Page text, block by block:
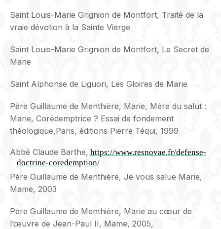
Saint Louis-Marie Grignion de Montfort, Traité de la
vraie dévotion à la Sainte Vierge
Saint Louis-Marie Grignion de Montfort, Le Secret de
Marie
Saint Alphonse de Liguori, Les Gloires de Marie
Père Guillaume de Menthière, Marie, Mère du salut :
Marie, Corédemptrice ? Essai de fondement
théologique,Paris, éditions Pierre Téqui, 1999
Abbé Claude Barthe, https://www.resnovae.fr/defense-
doctrine-coredemption/
Père Guillaume de Menthière, Je vous salue Marie,
Mame, 2003
Père Guillaume de Menthière, Marie au cœur de
l’œuvre de Jean-Paul II, Mame, 2005,